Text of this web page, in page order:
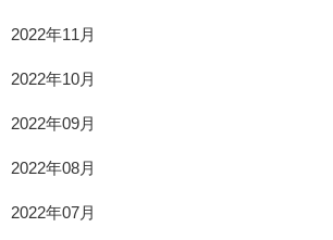
2022年11月
2022年10月
2022年09月
2022年08月
2022年07月